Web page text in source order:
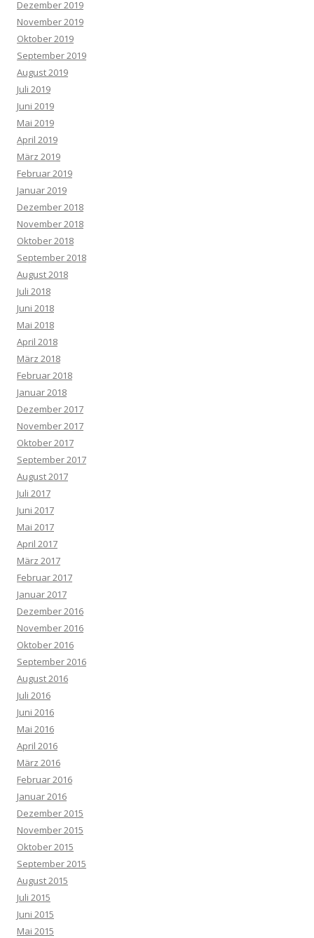
Dezember 2019
November 2019
Oktober 2019
September 2019
August 2019
Juli 2019
Juni 2019
Mai 2019
April 2019
März 2019
Februar 2019
Januar 2019
Dezember 2018
November 2018
Oktober 2018
September 2018
August 2018
Juli 2018
Juni 2018
Mai 2018
April 2018
März 2018
Februar 2018
Januar 2018
Dezember 2017
November 2017
Oktober 2017
September 2017
August 2017
Juli 2017
Juni 2017
Mai 2017
April 2017
März 2017
Februar 2017
Januar 2017
Dezember 2016
November 2016
Oktober 2016
September 2016
August 2016
Juli 2016
Juni 2016
Mai 2016
April 2016
März 2016
Februar 2016
Januar 2016
Dezember 2015
November 2015
Oktober 2015
September 2015
August 2015
Juli 2015
Juni 2015
Mai 2015